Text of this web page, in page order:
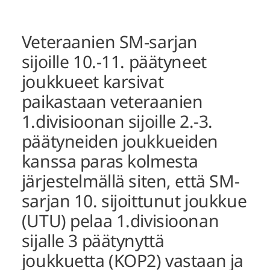
Veteraanien SM-sarjan
sijoille 10.-11. päätyneet
joukkueet karsivat
paikastaan veteraanien
1.divisioonan sijoille 2.-3.
päätyneiden joukkueiden
kanssa paras kolmesta
järjestelmällä siten, että SM-
sarjan 10. sijoittunut joukkue
(UTU) pelaa 1.divisioonan
sijalle 3 päätynyttä
joukkuetta (KOP2) vastaan ja